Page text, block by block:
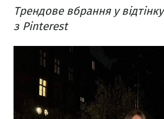
Трендове вбрання у
з Pinterest